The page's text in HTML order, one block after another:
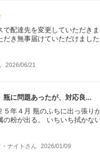
で配達先を変更していただき
だき無事届けていただけまし
2026/06/21
瓶に問題あったが、対応良
５年４月 瓶のふちに出っ張り
の粉が出る。 いちいち拭かな
ナイト さん 2026/01/09